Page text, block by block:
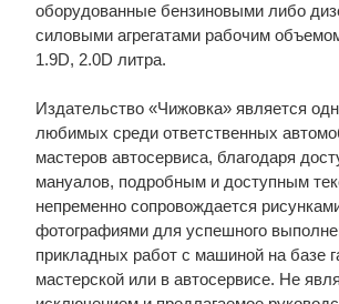
оборудованные бензиновыми либо
силовыми агрегатами рабочим
1.9D, 2.0D литра.
Издательство «Чижовка» является
любимых среди ответственных
мастеров автосервиса, благодаря
мануалов, подробным и доступным
непременно сопровождается
фотографиями для успешного
прикладных работ с машиной на базе
мастерской или в автосервисе. Не